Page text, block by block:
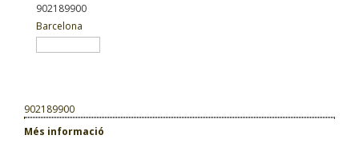
902189900
Barcelona
902189900
Més informació